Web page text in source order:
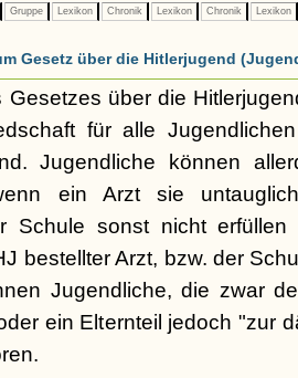
Gruppe Lexikon Chronik Lexikon Chronik Lexikon
Gesetz über die Hitlerjugend
Gesetzes über die
für alle
Jugendliche können
ein Arzt sie
Schule sonst nicht
bestellter Arzt, bzw. der
Jugendliche, die zwar
ein Elternteil jedoch "zur